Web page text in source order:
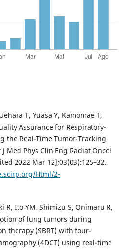
T, Yuasa Y, Kamomae T,
Assurance for Respiratory-
the Real-Time Tumor-Tracking
Med Phys Clin Eng Radiat Oncol
2022 Mar 12];03(03):125–32.
Html/2-
R, Ito YM, Shimizu S, Onimaru R,
of lung tumors during
therapy (SBRT) with four-
(4DCT) using real-time